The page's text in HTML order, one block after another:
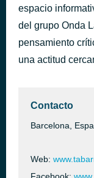
Burning
More Than
10,000
Pero a tu
Los
espacio
del grupo Onda
pensamiento
una actitud
Contacto
Barcelona,
Web: